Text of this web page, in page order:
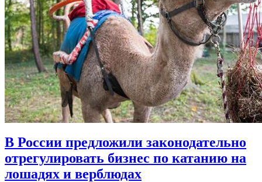
В России предложили законодательно
отрегулировать бизнес по катанию на
лошадях и верблюдах